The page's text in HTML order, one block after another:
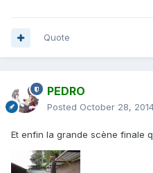
Quote
PEDRO
Posted October 28,
Et enfin la grande scène finale